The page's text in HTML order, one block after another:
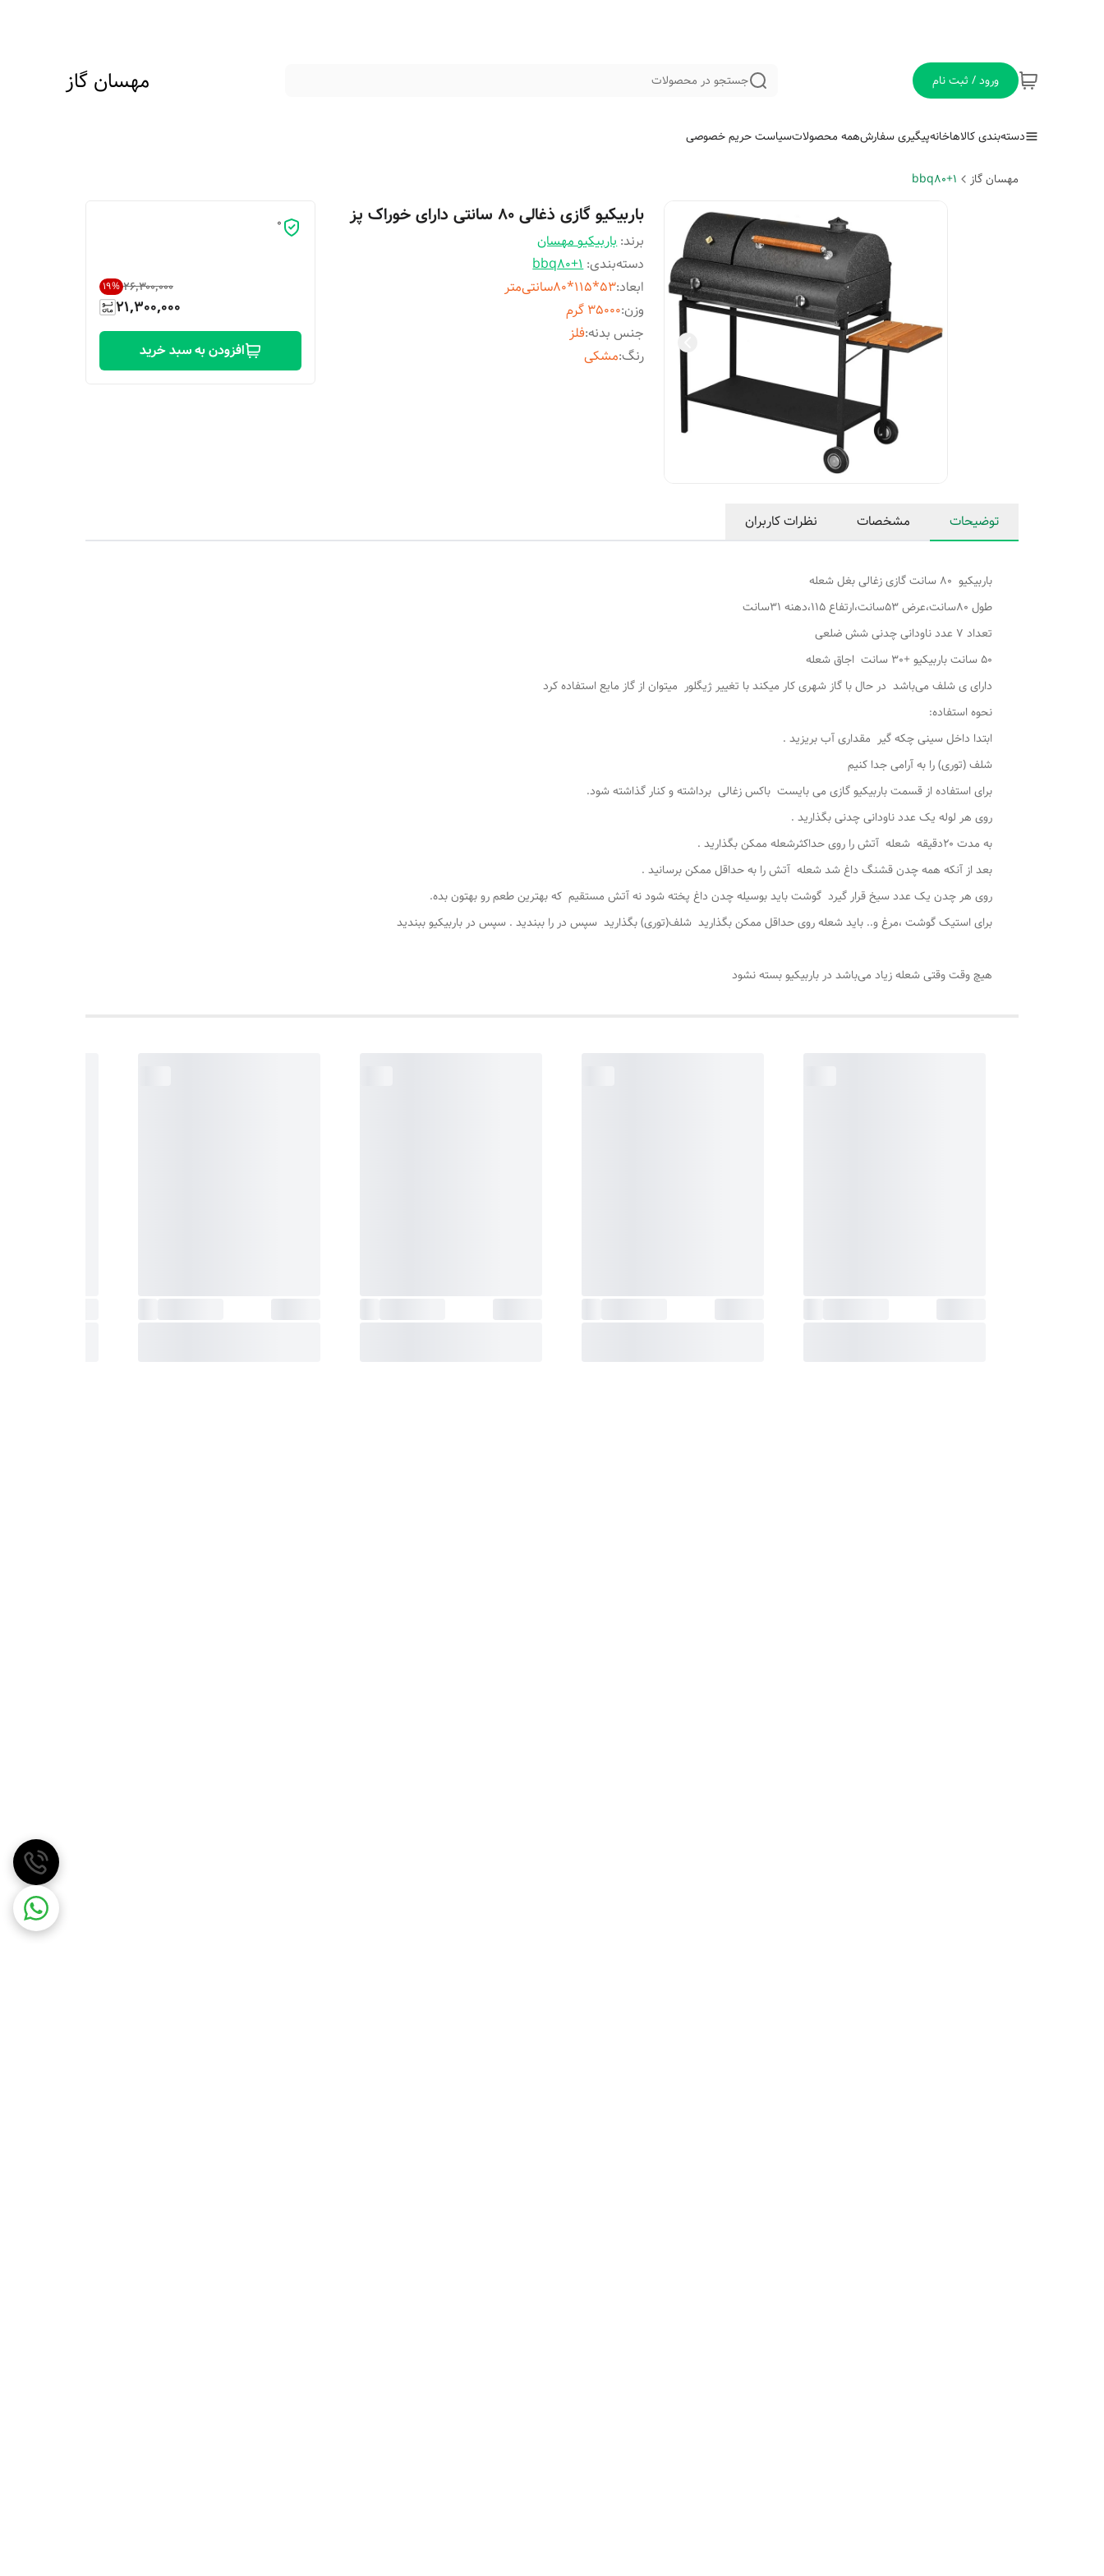
ورود / ثبت نام جستجو در محصولات مهسان گاز
دسته‌بندی کالاهاخانهپیگیری سفارشهمه محصولاتسیاست حریم خصوصی
مهسان گاز bbq80+1
باربیکیو گازی ذغالی 80 سانتی دارای خوراک پز
برند:باربیکیو مهسان
دسته‌بندی:
bbq80+1
ابعاد:53*115*80سانتی‌متر
وزن:35000 گرم
جنس بدنه:فلز
رنگ:مشکی
0
۲۶٬۳۰۰٬۰۰۰ 19%
21,300,000
افزودن به سبد خرید
توضیحات مشخصات نظرات کاربران
باربیکیو 80 سانت گازی زغالی بغل شعله
طول 80سانت،عرض 53سانت،ارتفاع 115،دهنه 31سانت
تعداد ۷ عدد ناودانی چدنی شش ضلعی
50 سانت باربیکیو +30 سانت اجاق شعله
دارای ی شلف می‌باشد در حال با گاز شهری کار میکند با تغییر ژیگلور میتوان از گاز مایع استفاده کرد
نحوه استفاده:
ابتدا داخل سینی چکه گیر مقداری آب بریزید .
شلف (توری) را به آرامی جدا کنیم
برای استفاده از قسمت باربیکیو ‌گازی می بایست باکس زغالی برداشته و کنار گذاشته شود.
روی هر لوله یک عدد ناودانی چدنی بگذارید .
به مدت ۲۰دقیقه شعله آتش را روی حداکثرشعله ممکن بگذارید .
بعد از آنکه همه چدن قشنگ داغ شد شعله آتش را به حداقل ممکن برسانید .
روی هر چدن یک عدد سیخ قرار گیرد گوشت باید بوسیله چدن داغ پخته شود نه آتش مستقیم که بهترین طعم رو بهتون بده.
برای استیک گوشت ،مرغ و.. باید شعله روی حداقل ممکن بگذارید شلف(توری) بگذارید سپس در را ببندید . سپس در باربیکیو ببندید
هیچ وقت وقتی شعله زیاد می‌باشد در باربیکیو بسته نشود